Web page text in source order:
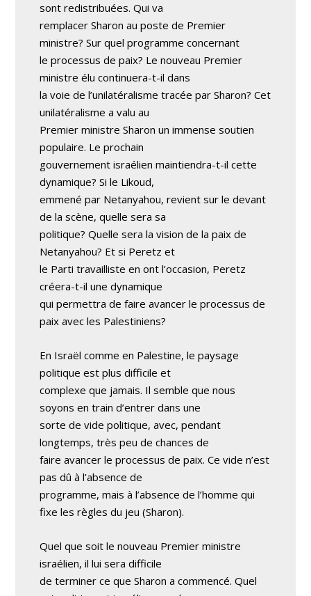
sont redistribuées. Qui va
remplacer Sharon au poste de Premier
ministre? Sur quel programme concernant
le processus de paix? Le nouveau Premier
ministre élu continuera-t-il dans
la voie de l’unilatéralisme tracée par Sharon? Cet
unilatéralisme a valu au
Premier ministre Sharon un immense soutien
populaire. Le prochain
gouvernement israélien maintiendra-t-il cette
dynamique? Si le Likoud,
emmené par Netanyahou, revient sur le devant
de la scène, quelle sera sa
politique? Quelle sera la vision de la paix de
Netanyahou? Et si Peretz et
le Parti travailliste en ont l’occasion, Peretz
créera-t-il une dynamique
qui permettra de faire avancer le processus de
paix avec les Palestiniens?
En Israël comme en Palestine, le paysage
politique est plus difficile et
complexe que jamais. Il semble que nous
soyons en train d’entrer dans une
sorte de vide politique, avec, pendant
longtemps, très peu de chances de
faire avancer le processus de paix. Ce vide n’est
pas dû à l’absence de
programme, mais à l’absence de l’homme qui
fixe les règles du jeu (Sharon).
Quel que soit le nouveau Premier ministre
israélien, il lui sera difficile
de terminer ce que Sharon a commencé. Quel